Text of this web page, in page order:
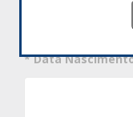
* Data